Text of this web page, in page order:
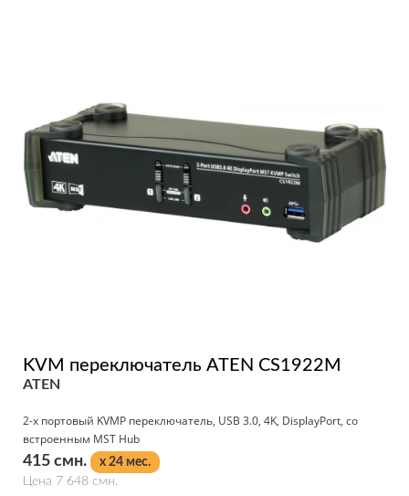
KVM переключатель ATEN CS1922M
ATEN
2-х портовый KVMP переключатель, USB 3.0, 4K, DisplayPort, со
встроенным MST Hub
415 смн.
x 24 мес.
Цена 7 648 смн.